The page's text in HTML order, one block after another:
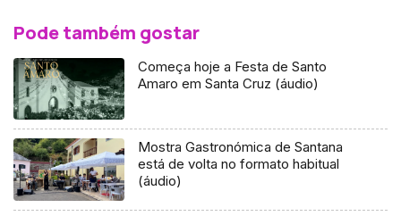
Pode também gostar
Começa hoje a Festa de Santo
Amaro em Santa Cruz (áudio)
Mostra Gastronómica de Santana
está de volta no formato habitual
(áudio)